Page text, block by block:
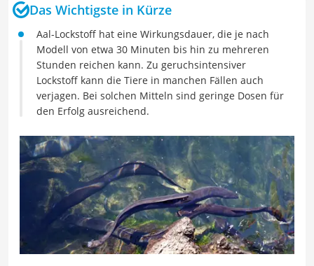
Das Wichtigste in Kürze
Aal-Lockstoff hat eine Wirkungsdauer, die je nach
Modell von etwa 30 Minuten bis hin zu mehreren
Stunden reichen kann. Zu geruchsintensiver
Lockstoff kann die Tiere in manchen Fällen auch
verjagen. Bei solchen Mitteln sind geringe Dosen für
den Erfolg ausreichend.